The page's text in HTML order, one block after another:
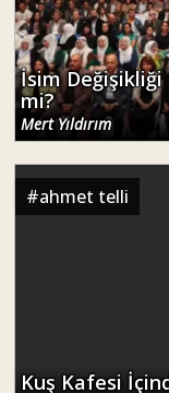
İsim
mi?
Mert Yıldırım
#ahmet telli
Kuş Kafesi